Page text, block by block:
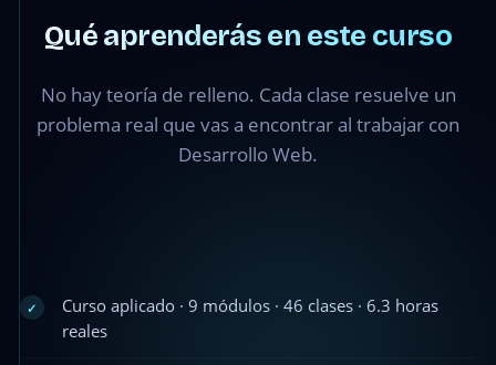
Qué aprenderás en este curso
No hay teoría de relleno. Cada clase resuelve un
problema real que vas a encontrar al trabajar con
Desarrollo Web.
✓
Curso aplicado · 9 módulos · 46 clases · 6.3 horas
reales